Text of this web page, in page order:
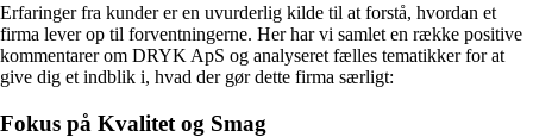
Erfaringer fra kunder er en uvurderlig kilde til at forstå, hvordan et
firma lever op til forventningerne. Her har vi samlet en række positive
kommentarer om DRYK ApS og analyseret fælles tematikker for at
give dig et indblik i, hvad der gør dette firma særligt:
Fokus på Kvalitet og Smag